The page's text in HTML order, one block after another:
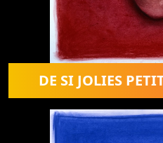
DE SI JOLIES